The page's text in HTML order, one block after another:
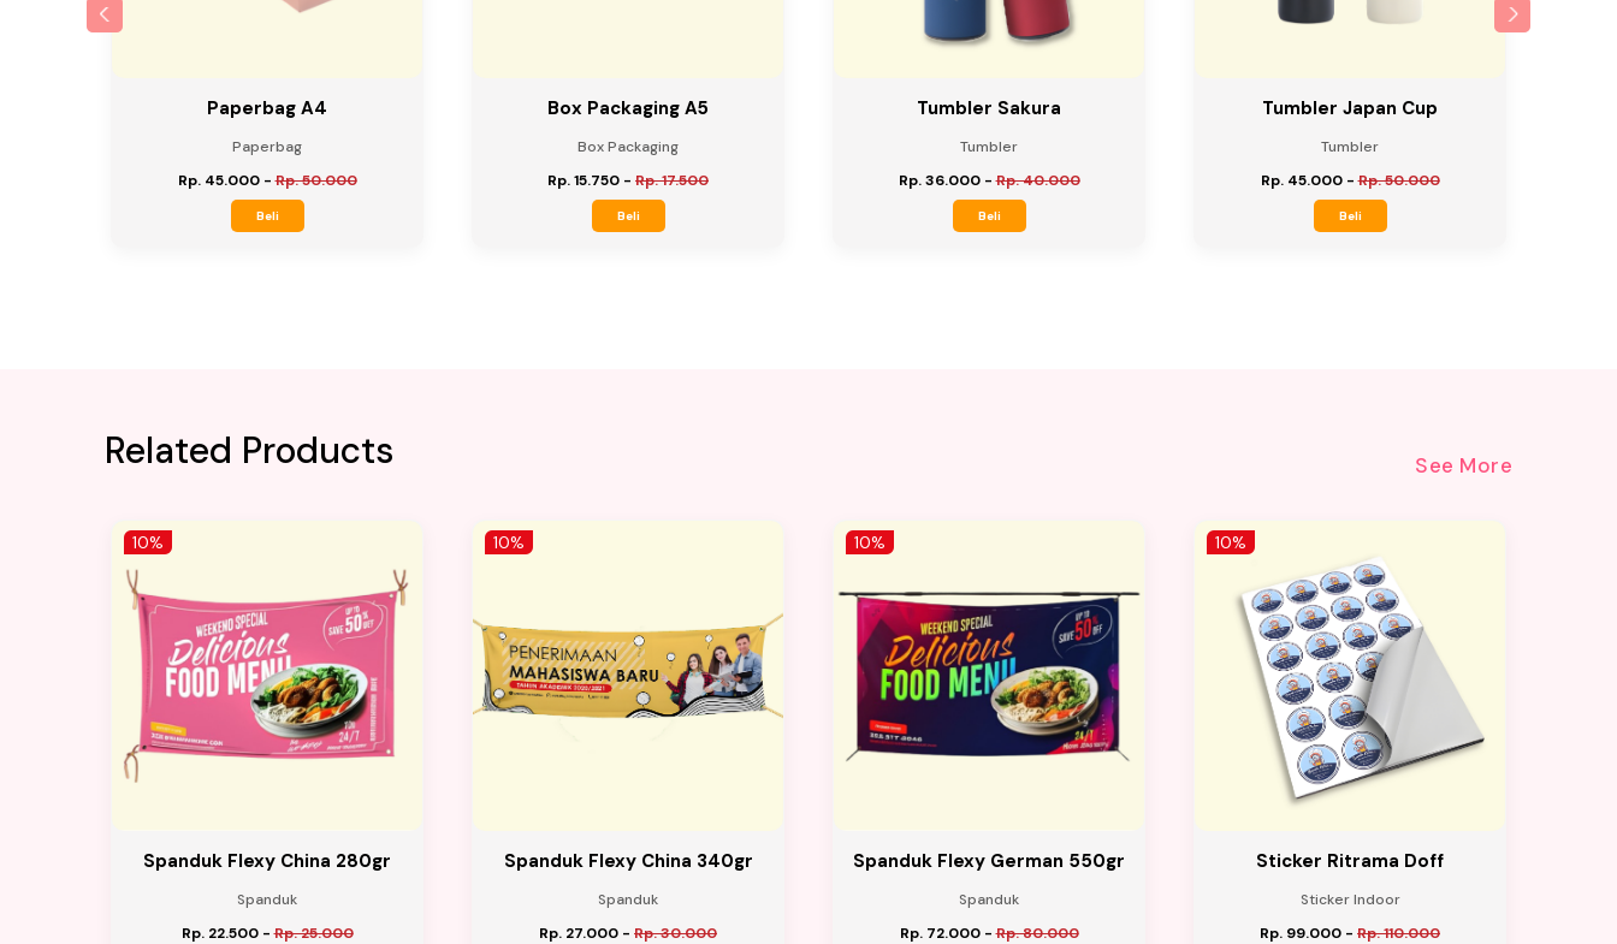
Paperbag A4
Paperbag
Rp. 45.000-Rp. 50.000
Beli
Box Packaging A5
Box Packaging
Rp. 15.750 - Rp. 17.500
Beli
Tumbler Sakura
Tumbler
Rp. 36.000-Rp. 40.000
Beli
Tumbler Japan Cup
Tumbler
Rp. 45.000-Rp. 50.000
Beli
Related Products See More
10%
Spanduk Flexy China 280gr
Spanduk
Rp. 22.500-Rp. 25.000
10%
Spanduk Flexy China 340gr
Spanduk
Rp. 27.000 - Rp. 30.000
10%
Spanduk Flexy German 550gr
Spanduk
Rp. 72.000-Rp. 80.000
10%
Sticker Ritrama Doff
Sticker Indoor
Rp. 99.000 - Rp. 110.000